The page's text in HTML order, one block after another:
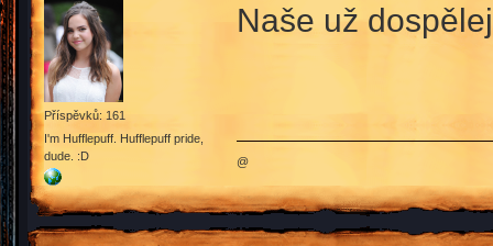
Příspěvků: 161
I'm Hufflepuff. Hufflepuff pride,
dude. :D
Naše už
@